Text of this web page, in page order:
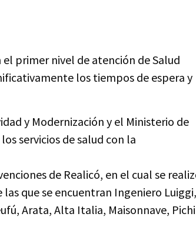
primer nivel de atención de Salud
los tiempos de espera y
y Modernización y el Ministerio de
servicios de salud con la
de Realicó, en el cual se
que se encuentran Ingeniero Luiggi,
Arata, Alta Italia, Maisonnave, Pichi